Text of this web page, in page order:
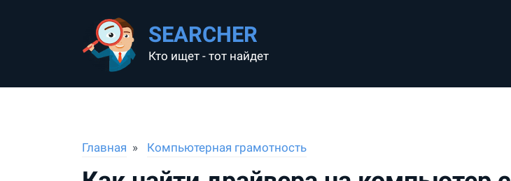
SEARCHER
Кто ищет - тот найдет
Главная Компьютерная грамотность